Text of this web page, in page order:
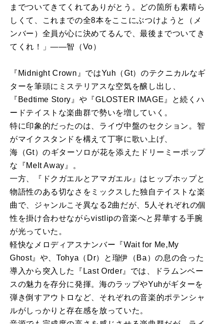
までついてきてくれてありがとう。どの箇所も素晴ら
しくて、これまでの全8本をここにぶつけようと（メ
ンバー）全員が心に決めてるんで、最後までついてき
てくれ！」――智（Vo）
『Midnight Crown』ではYuh（Gt）のテクニカルなギ
ターを筆頭にミステリアスな空気を醸し出し、
『Bedtime Story』や『GLOSTER IMAGE』と続くハ
ードテイストな楽曲群で勢いを増していく。
特に印象的だったのは、ライヴ中盤のセクション。智
がマイクスタンドを構えて丁寧に歌い上げ、
海（Gt）のギターソロが花を添えたドリーミーポップ
な『Melt Away』。
一方、『ドクガエルとアマガエル』はヒップホップと
物語性のある切なさをミックスした独自テイストな楽
曲で、ジャンルこそ異なる2曲だが、5人それぞれの個
性を掛け合わせながらvistlipの音楽へと昇華する手腕
が光っていた。
軽快なメロディアスナンバー『Wait for Me,My
Ghost』や、Tohya（Dr）と瑠伊（Ba）の息の合った
導入から突入した『Last Order』では、ドラムンベー
スの魅力を存分に発揮。海のラップやYuhがギターを
弾き倒すアウトロなど、それぞれの音楽的ポテンシャ
ルがしっかりと存在感を放っていた。